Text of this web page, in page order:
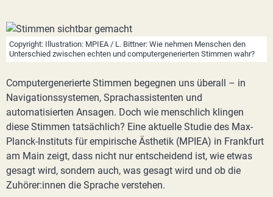
Copyright: Illustration: MPIEA / L. Bittner: Wie nehmen Menschen den
Unterschied zwischen echten und computergenerierten Stimmen wahr?
Computergenerierte Stimmen begegnen uns überall – in
Navigationssystemen, Sprachassistenten und
automatisierten Ansagen. Doch wie menschlich klingen
diese Stimmen tatsächlich? Eine aktuelle Studie des Max-
Planck-Instituts für empirische Ästhetik (MPIEA) in Frankfurt
am Main zeigt, dass nicht nur entscheidend ist, wie etwas
gesagt wird, sondern auch, was gesagt wird und ob die
Zuhörer:innen die Sprache verstehen.